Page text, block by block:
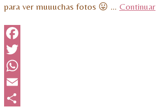
para ver muuuchas fotos 😛 … Continuar
Facebook
Twitter
WhatsApp
Email